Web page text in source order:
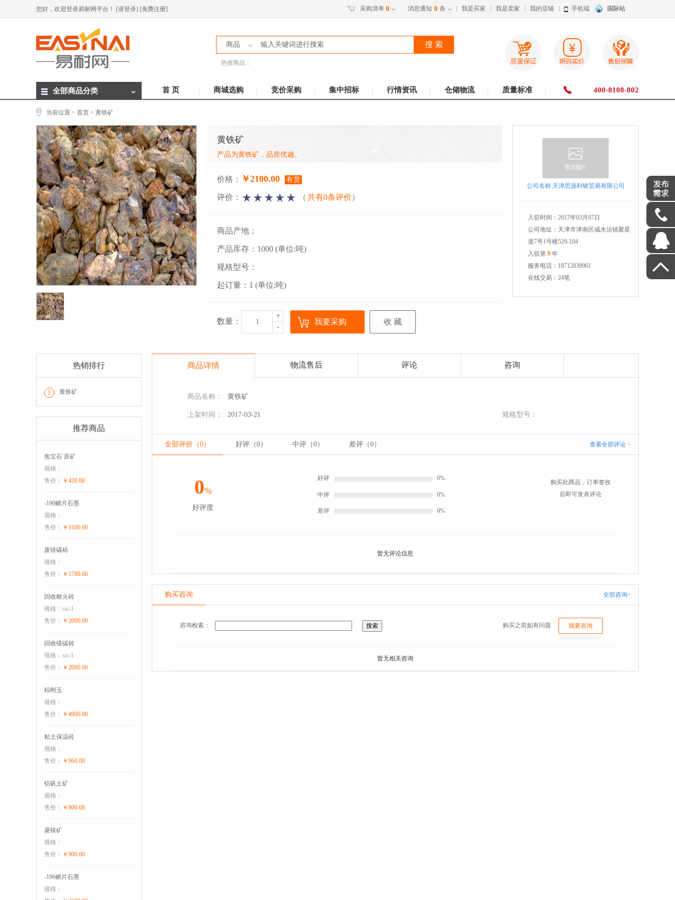
采购清单 0 消息通知 0 条 我是买家 我是卖家 我的店铺 手机端 国际站
您好，欢迎登录易耐网平台！ [请登录] [免费注册]
商品 搜 索
热搜商品：
全部商品分类 首 页 商城选购 竞价采购 集中招标 行情资讯 仓储物流 质量标准 400-8108-802
当前位置 > 首页 > 黄铁矿
黄铁矿
产品为黄铁矿，品质优越。
价格： ￥2100.00 有货
评价： （ 共有0条评价）
商品产地：
产品库存：1000 (单位:吨)
规格型号：
起订量：1 (单位:吨)
数量：
+
-
我要采购 收 藏
公司名称:天津思源利铭贸易有限公司
入驻时间： 2017年03月07日
公司地址：天津市津南区咸水沽镇聚星
道7号1号楼529-104
入驻第 9 年
服务电话：18712839961
在线交易：24笔
热销排行
1 黄铁矿
推荐商品
焦宝石 原矿
规格：
售价： ￥420.00
-190鳞片石墨
规格：
售价： ￥3100.00
废镁碳砖
规格：
售价： ￥1780.00
回收耐火砖
规格：sic-1
售价： ￥2000.00
回收镁碳砖
规格：sic-1
售价： ￥2000.00
棕刚玉
规格：
售价： ￥4900.00
粘土保温砖
规格：
售价： ￥960.00
铝矾土矿
规格：
售价： ￥800.00
菱镁矿
规格：
售价： ￥900.00
-196鳞片石墨
规格：
商品详情 物流售后 评论 咨询
商品名称： 黄铁矿
上架时间： 2017-03-21 规格型号：
全部评价（0） 好评（0） 中评（0） 差评（0） 查看全部评论 >
0%
好评度
好评 0%
中评 0%
差评 0%
购买此商品，订单签收
后即可发表评论
暂无评论信息
购买咨询 全部咨询>
购买之前如有问题 我要咨询
咨询检索：
暂无相关咨询